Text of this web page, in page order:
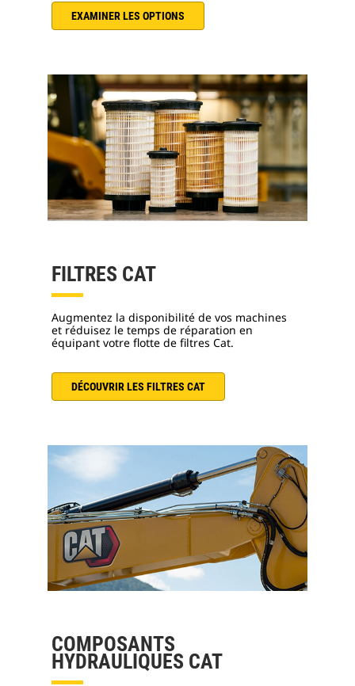
EXAMINER LES OPTIONS
FILTRES CAT
Augmentez la disponibilité de vos machines
et réduisez le temps de réparation en
équipant votre flotte de filtres Cat.
DÉCOUVRIR LES FILTRES CAT
COMPOSANTS
HYDRAULIQUES CAT